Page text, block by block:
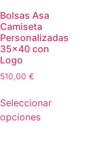
Bolsas Asa
Camiseta
Personalizadas
35×40 con
Logo
510,00 €
Seleccionar
opciones